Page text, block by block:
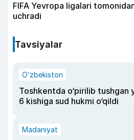
FIFA Yevropa ligalari
uchradi
Tavsiyalar
O‘zbekiston
Toshkentda o‘pirilib tushgan
6 kishiga sud hukmi o‘qildi
Madaniyat